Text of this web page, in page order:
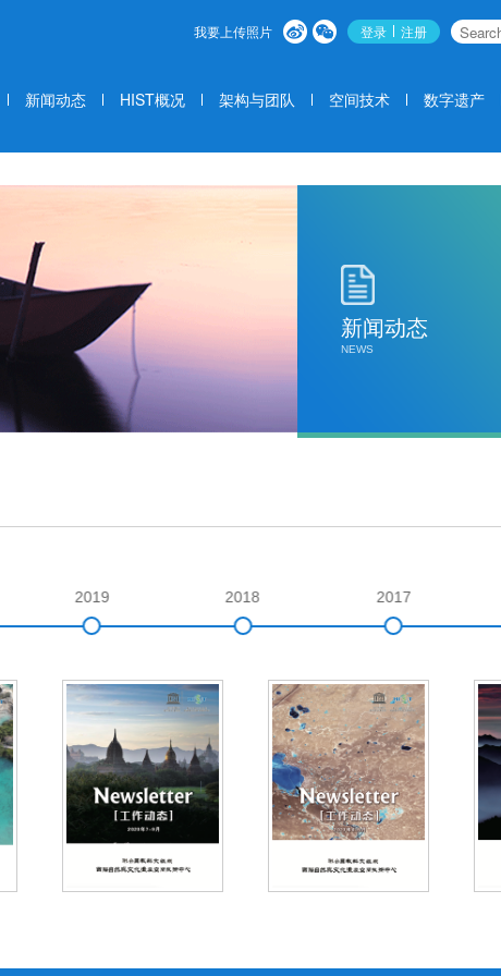
我要上传照片 登录 注册
新闻动态 HIST概况 架构与团队 空间技术 数字遗产
新闻动态
NEWS
2019 2018 2017